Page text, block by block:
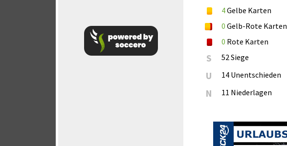
4Gelbe Karten
0 Gelb-Rote Karten
0 Rote Karten
S 52 Siege
U 14 Unentschieden
N 11 Niederlagen